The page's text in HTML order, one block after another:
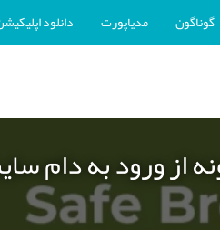
گوناگون مدیاپورت دانلود
از ورود به دام